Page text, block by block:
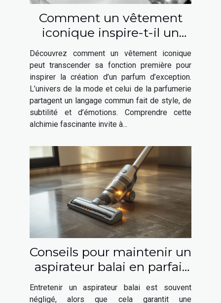
Comment un vêtement
iconique inspire-t-il un
parfum élégant ?
Découvrez comment un vêtement iconique
peut transcender sa fonction première pour
inspirer la création d’un parfum d’exception.
L’univers de la mode et celui de la parfumerie
partagent un langage commun fait de style, de
subtilité et d’émotions. Comprendre cette
alchimie fascinante invite à...
Conseils pour maintenir un
aspirateur balai en parfait
état
Entretenir un aspirateur balai est souvent
négligé, alors que cela garantit une